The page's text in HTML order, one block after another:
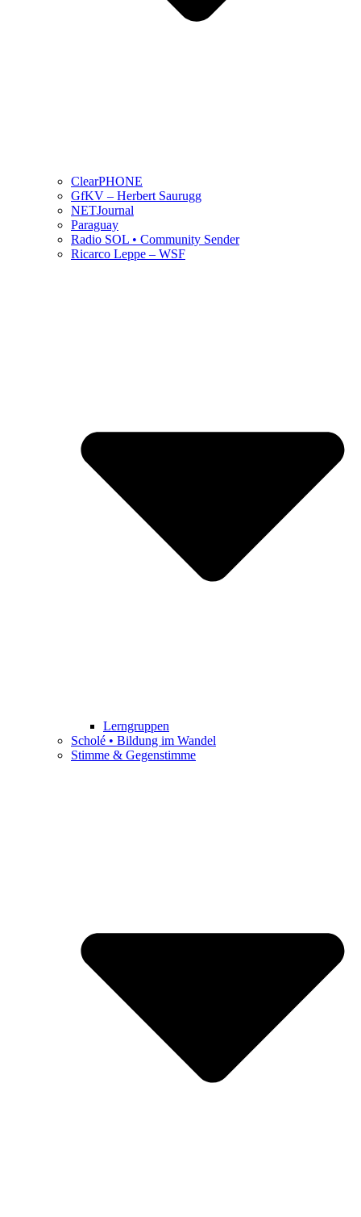
ClearPHONE
GfKV – Herbert Saurugg
NETJournal
Paraguay
Radio SOL • Community Sender
Ricarco Leppe – WSF
Lerngruppen
Scholé • Bildung im Wandel
Stimme & Gegenstimme